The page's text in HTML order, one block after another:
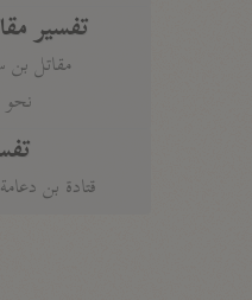
تفسير
مقاتل بن
نحو ٥ مجلدات
قتادة بن دعامة